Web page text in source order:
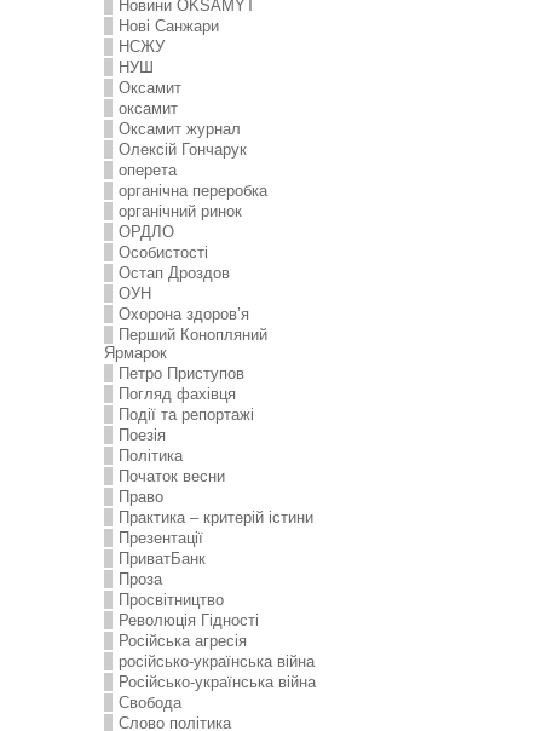
Новини OKSAMYT
Нові Санжари
НСЖУ
НУШ
Оксамит
оксамит
Оксамит журнал
Олексій Гончарук
оперета
органічна переробка
органічний ринок
ОРДЛО
Особистості
Остап Дроздов
ОУН
Охорона здоров’я
Перший Конопляний
Ярмарок
Петро Приступов
Погляд фахівця
Події та репортажі
Поезія
Політика
Початок весни
Право
Практика – критерій істини
Презентації
ПриватБанк
Проза
Просвітництво
Революція Гідності
Російська агресія
російсько-українська війна
Російсько-українська війна
Свобода
Слово політика